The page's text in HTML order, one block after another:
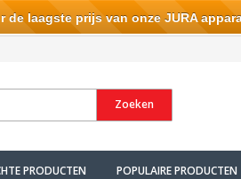
Zoeken
PRODUCTEN POPULAIRE PRODUCTEN
laagste prijs van onze JURA